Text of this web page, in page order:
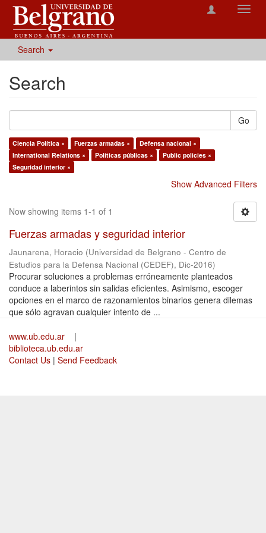
Search
Search
Go
Ciencia Política × Fuerzas armadas ×
Defensa nacional ×
International Relations ×
Políticas públicas ×
Public policies ×
Seguridad interior ×
Show Advanced Filters
Now showing items 1-1 of 1
Fuerzas armadas y seguridad interior
Jaunarena, Horacio (Universidad de Belgrano - Centro de
Estudios para la Defensa Nacional (CEDEF), Dic-2016)
Procurar soluciones a problemas erróneamente planteados
conduce a laberintos sin salidas eficientes. Asimismo, escoger
opciones en el marco de razonamientos binarios genera dilemas
que sólo agravan cualquier intento de ...
www.ub.edu.ar
|
biblioteca.ub.edu.ar
Contact Us | Send Feedback